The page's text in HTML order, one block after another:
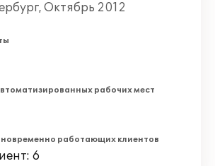
Октябрь 2012
рабочих мест
работающих клиентов
6